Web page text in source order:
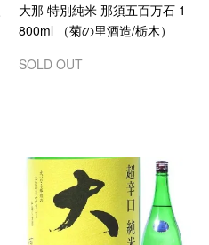
大那 特別純米 那須五百万石 1
800ml （菊の里酒造/栃木）
SOLD OUT